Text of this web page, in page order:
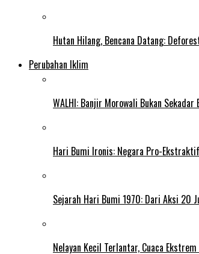
Hutan Hilang, Bencana Datang:
Perubahan Iklim
WALHI: Banjir Morowali Bukan Sekadar
Hari Bumi Ironis: Negara Pro-Ekstraktif
Sejarah Hari Bumi 1970: Dari Aksi 20
Nelayan Kecil Terlantar, Cuaca